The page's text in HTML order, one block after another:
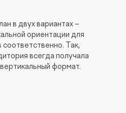
в двух вариантах –
ориентации для
Так,
всегда получала
формат.